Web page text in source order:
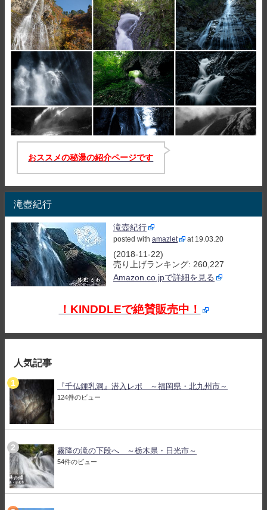
おススメの秘瀑の紹介ページです
滝壺紀行
滝壺紀行
posted with amazlet at 19.03.20
(2018-11-22)
売り上げランキング: 260,227
Amazon.co.jpで詳細を見る
！KINDDLEで絶賛販売中！
人気記事
『千仏鍾乳洞』潜入レポ ～福岡県・北九州市～
124件のビュー
霧降の滝の下段へ ～栃木県・日光市～
54件のビュー